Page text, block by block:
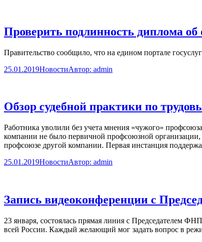
Проверить подлинность диплома об
Правительство сообщило, что на едином портале
25.01.2019НовостиАвтор: admin
Обзор судебной практики по
Работника уволили без учета мнения «чужого»
компании не было первичной профсоюзной организации,
профсоюзе другой компании. Первая инстанция
25.01.2019НовостиАвтор: admin
Запись видеоконференции с
23 января, состоялась прямая линия с Председателем
всей России. Каждый желающий мог задать вопрос в